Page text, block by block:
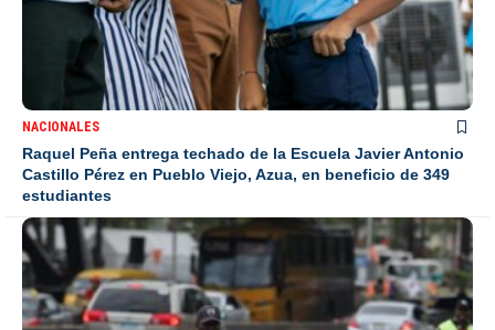
NACIONALES
Raquel Peña entrega techado de la Escuela Javier Antonio
Castillo Pérez en Pueblo Viejo, Azua, en beneficio de 349
estudiantes